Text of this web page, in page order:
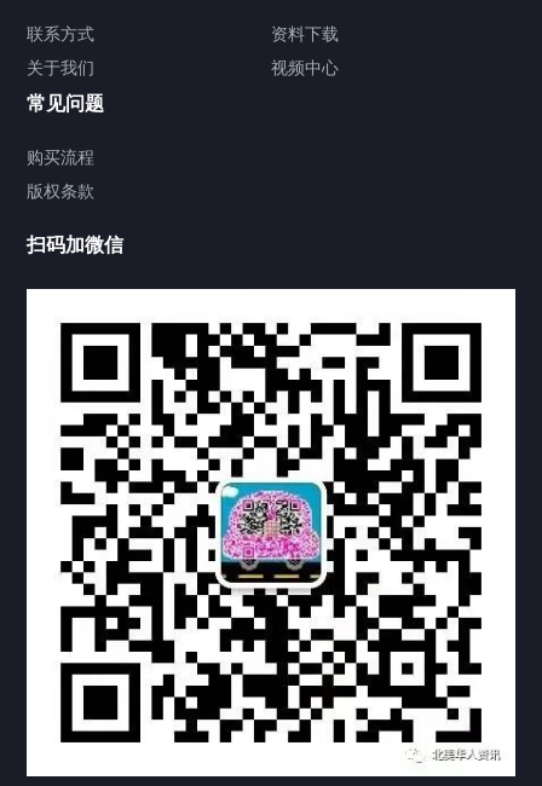
签署类文件海牙认证程序费用
视频中心
热门标签 TAG
机构链接
联系方式 关于我们
下载与支持
资料下载 视频中心
常见问题
购买流程 版权条款
联系方式
关于我们
资料下载
视频中心
常见问题
购买流程
版权条款
扫码加微信